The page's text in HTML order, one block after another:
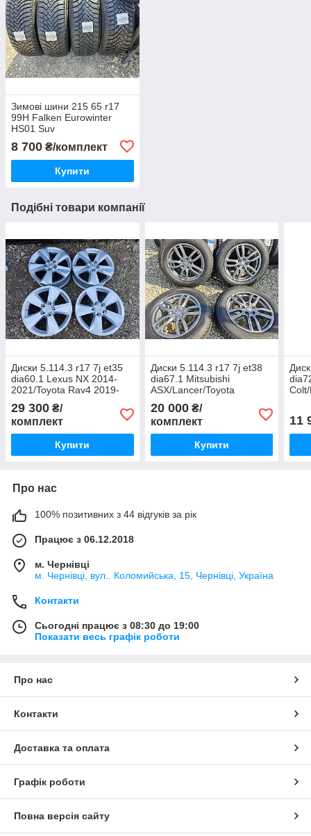
Зимові шини 215 65 r17
99H Falken Eurowinter
HS01 Suv
8 700 ₴/комплект
Купити
Подібні товари компанії
Диски 5.114.3 r17 7j et35
dia60.1 Lexus NX 2014-
2021/Toyota Rav4 2019-
2023/Camry/Wuling/Lifan
29 300 ₴/
комплект
Купити
Диски 5.114.3 r17 7j et38
dia67.1 Mitsubishi
ASX/Lancer/Toyota
RAV4/Honda CR-V/Hyundai
Tucson
20 000₴/
комплект
Купити
11
Про нас
100% позитивних з 44 відгуків за рік
Працює з 06.12.2018
м. Чернівці
м. Чернівці, вул.. Коломийська, 15, Чернівці, Україна
Контакти
Сьогодні працює з 08:30 до 19:00
Показати весь графік роботи
Про нас
Контакти
Доставка та оплата
Графік роботи
Повна версія сайту